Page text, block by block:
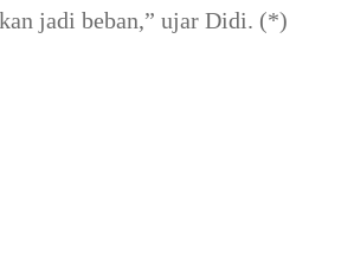
jadi beban,” ujar Didi. (*)